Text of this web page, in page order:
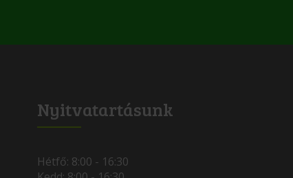
Nyitvatartásunk
Hétfő: 8:00 - 16:30